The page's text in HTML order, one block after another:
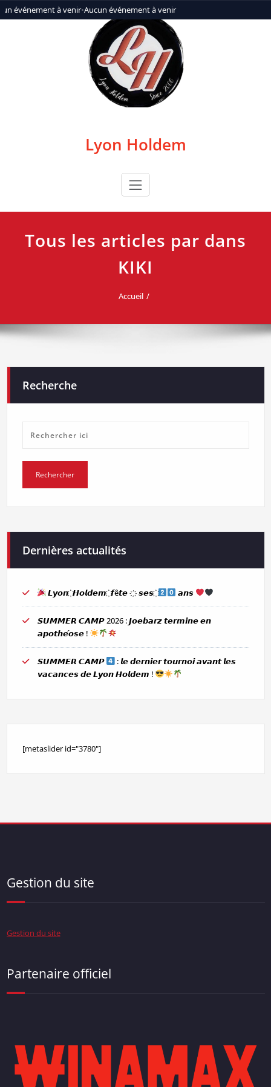
événement à venir•Aucun événement à venir
Aller
au
Lyon Holdem
Tous les articles par dans
KIKI
Accueil
Recherche
Dernières actualités
𝙇𝙮𝙤𝙣 ҉ 𝙃𝙤𝙡𝙙𝙚𝙢 ҉ 𝙛ê𝙩𝙚 ҉ 𝙨𝙚𝙨 ҉ 𝙖𝙣𝙨
𝙎𝙐𝙈𝙈𝙀𝙍 𝘾𝘼𝙈𝙋 2026 : 𝙅𝙤𝙚𝙗𝙖𝙧𝙯 𝙩𝙚𝙧𝙢𝙞𝙣𝙚 𝙚𝙣
𝙖𝙥𝙤𝙩𝙝𝙚́𝙤𝙨𝙚 !
𝙎𝙐𝙈𝙈𝙀𝙍 𝘾𝘼𝙈𝙋
: 𝙡𝙚 𝙙𝙚𝙧𝙣𝙞𝙚𝙧 𝙩𝙤𝙪𝙧𝙣𝙤𝙞 𝙖𝙫𝙖𝙣𝙩 𝙡𝙚𝙨
𝙫𝙖𝙘𝙖𝙣𝙘𝙚𝙨 𝙙𝙚 𝙇𝙮𝙤𝙣 𝙃𝙤𝙡𝙙𝙚𝙢 !
[metaslider id="3780"]
Gestion du site
Gestion du site
Partenaire officiel